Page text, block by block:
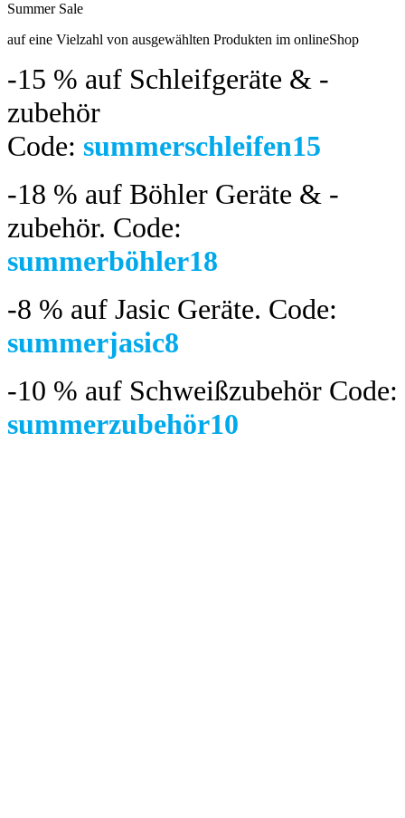
Summer Sale
auf eine Vielzahl von ausgewählten Produkten im onlineShop
-15 % auf Schleifgeräte & -
zubehör
Code: summerschleifen15
-18 % auf Böhler Geräte & -
zubehör. Code:
summerböhler18
-8 % auf Jasic Geräte. Code:
summerjasic8
-10 % auf Schweißzubehör Code:
summerzubehör10